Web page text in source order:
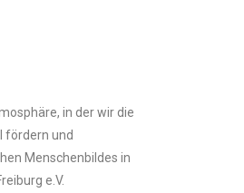
in der wir die
fördern und
Menschenbildes in
e.V.